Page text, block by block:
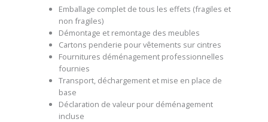
Emballage complet de tous les effets (fragiles et
non fragiles)
Démontage et remontage des meubles
Cartons penderie pour vêtements sur cintres
Fournitures déménagement professionnelles
fournies
Transport, déchargement et mise en place de
base
Déclaration de valeur pour déménagement
incluse